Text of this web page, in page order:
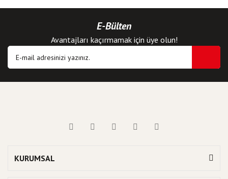
E-Bülten
Avantajları kaçırmamak için üye olun!
KURUMSAL